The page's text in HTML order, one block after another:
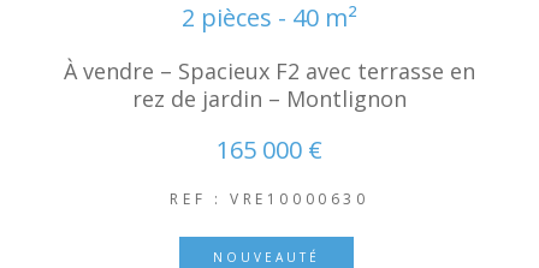
2 pièces - 40 m²
À vendre – Spacieux F2 avec terrasse en
rez de jardin – Montlignon
165 000 €
REF : VRE10000630
NOUVEAUTÉ